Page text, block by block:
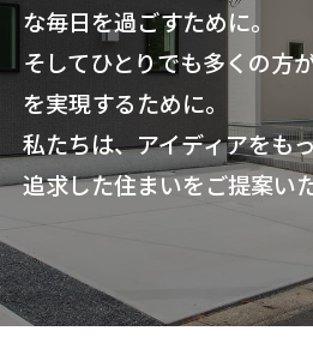
な毎日を過ごすために。
そしてひとりでも多くの方
を実現するために。
私たちは、アイディアをも
追求した住まいをご提案い